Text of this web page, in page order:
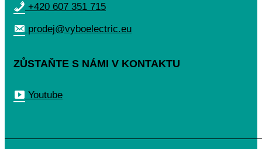
+420 607 351 715
prodej@vyboelectric.eu
ZŮSTAŇTE S NÁMI V KONTAKTU
Youtube